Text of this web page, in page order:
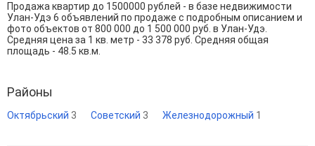
Продажа квартир до 1500000 рублей - в базе недвижимости
Улан-Удэ 6 объявлений по продаже с подробным описанием и
фото объектов от 800 000 до 1 500 000 руб. в Улан-Удэ.
Средняя цена за 1 кв. метр - 33 378 руб. Средняя общая
площадь - 48.5 кв.м.
Районы
Октябрьский 3 Советский 3 Железнодорожный 1